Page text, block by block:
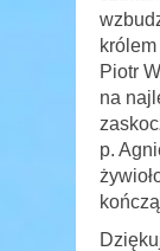
Piotr
na
p.